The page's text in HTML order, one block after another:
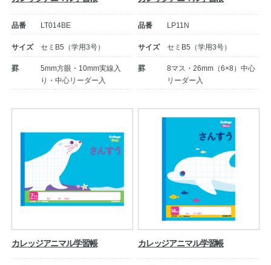
品番 LT014BE
サイズ セミB5（学用3号）
罫
5mm方眼・10mm実線入
り・中心リーダー入
品番 LP11N
サイズ セミB5（学用3号）
罫
8マス・26mm（6×8）中心
リーダー入
カレッジアニマル学習帳 カレッジアニマル学習帳